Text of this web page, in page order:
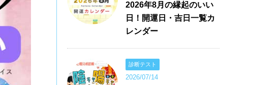
2026年8月の縁起のいい
日！開運日・吉日一覧カ
レンダー
診断テスト
2026/07/14